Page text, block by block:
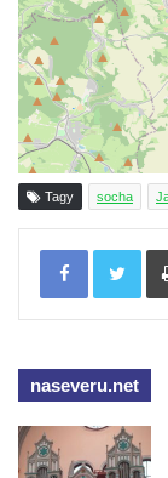
Budějovicích
Socha
nádvoří
Budějovicích
Socha
kláštera
Budějovicích
Socha
dominikánů
Socha svaté
Socha
Budějovicích
Tagy socha
naseveru.net